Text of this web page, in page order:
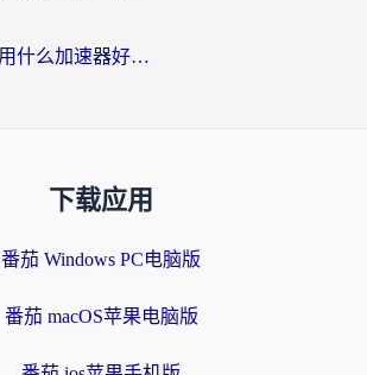
非洲玩装甲战争用什么加速器好？海外党亲测有效的国服游戏加速方案
下载应用
番茄 Windows PC电脑版
番茄 macOS苹果电脑版